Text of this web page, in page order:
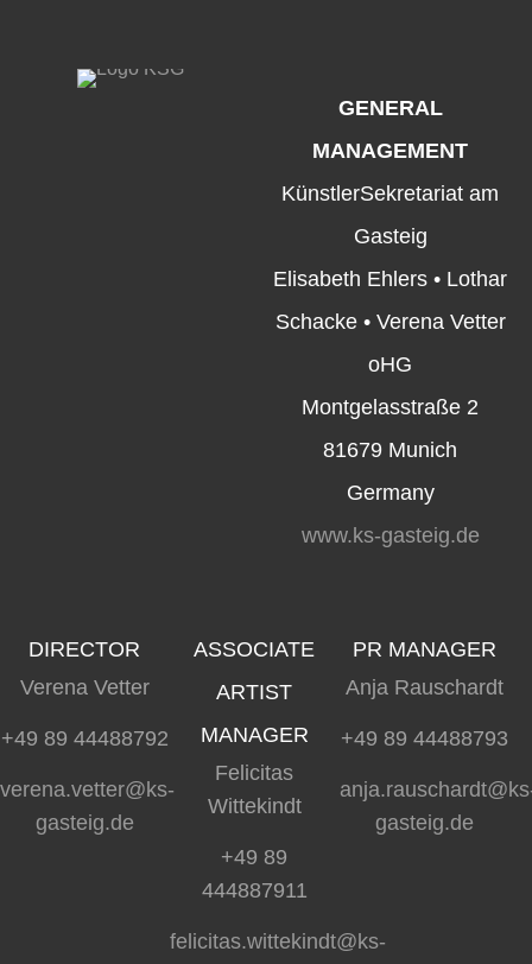
GENERAL
MANAGEMENT
KünstlerSekretariat am
Gasteig
Elisabeth Ehlers • Lothar
Schacke • Verena Vetter
oHG
Montgelasstraße 2
81679 Munich
Germany
www.ks-gasteig.de
DIRECTOR
Verena Vetter
+49 89 44488792
verena.vetter@ks-
gasteig.de
ASSOCIATE
ARTIST
MANAGER
Felicitas
Wittekindt
+49 89
444887911
felicitas.wittekindt@ks-
PR MANAGER
Anja Rauschardt
+49 89 44488793
gasteig.de